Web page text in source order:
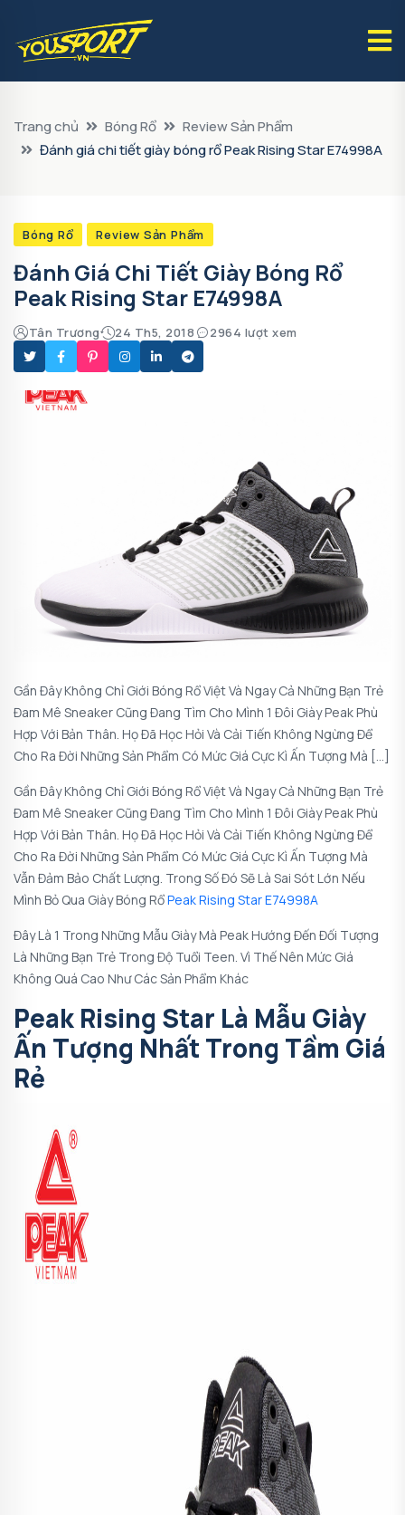
Trang chủ Bóng Rổ
Review Sản Phẩm
Đánh giá chi tiết giày bóng rổ Peak Rising Star E74998A
Bóng Rổ Review Sản Phẩm
Đánh Giá Chi Tiết Giày Bóng Rổ
Peak Rising Star E74998A
Tân Trương 24 Th5, 2018 2964 lượt xem
Gần Đây Không Chỉ Giới Bóng Rổ Việt Và Ngay Cả Những Bạn Trẻ
Đam Mê Sneaker Cũng Đang Tìm Cho Mình 1 Đôi Giày Peak Phù
Hợp Với Bản Thân. Họ Đã Học Hỏi Và Cải Tiến Không Ngừng Để
Cho Ra Đời Những Sản Phẩm Có Mức Giá Cực Kì Ấn Tượng Mà […]
Gần Đây Không Chỉ Giới Bóng Rổ Việt Và Ngay Cả Những Bạn Trẻ
Đam Mê Sneaker Cũng Đang Tìm Cho Mình 1 Đôi Giày Peak Phù
Hợp Với Bản Thân. Họ Đã Học Hỏi Và Cải Tiến Không Ngừng Để
Cho Ra Đời Những Sản Phẩm Có Mức Giá Cực Kì Ấn Tượng Mà
Vẫn Đảm Bảo Chất Lượng. Trong Số Đó Sẽ Là Sai Sót Lớn Nếu
Mình Bỏ Qua Giày Bóng RổPeak Rising Star E74998A
Đây Là 1 Trong Những Mẫu Giày Mà Peak Hướng Đến Đối Tượng
Là Những Bạn Trẻ Trong Độ Tuổi Teen. Vì Thế Nên Mức Giá
Không Quá Cao Như Các Sản Phẩm Khác
Peak Rising Star Là Mẫu Giày
Ấn Tượng Nhất Trong Tầm Giá
Rẻ